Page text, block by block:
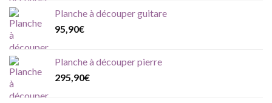
Planche à découper guitare
95,90€
Planche à découper pierre
295,90€